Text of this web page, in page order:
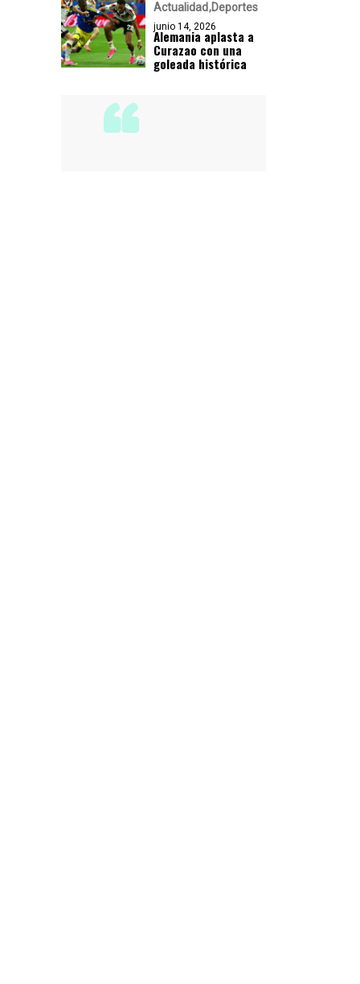
Actualidad Deportes
junio 14, 2026
Alemania aplasta a
Curazao con una
goleada histórica